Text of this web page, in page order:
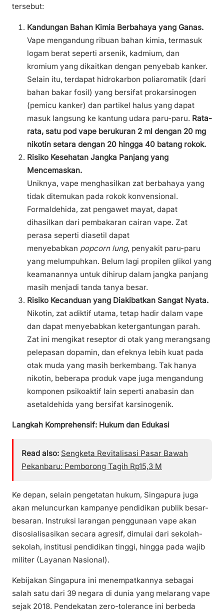
tersebut:
Kandungan Bahan Kimia Berbahaya yang Ganas.
Vape mengandung ribuan bahan kimia, termasuk
logam berat seperti arsenik, kadmium, dan
kromium yang dikaitkan dengan penyebab kanker.
Selain itu, terdapat hidrokarbon poliaromatik (dari
bahan bakar fosil) yang bersifat prokarsinogen
(pemicu kanker) dan partikel halus yang dapat
masuk langsung ke kantung udara paru-paru. Rata-
rata, satu pod vape berukuran 2 ml dengan 20 mg
nikotin setara dengan 20 hingga 40 batang rokok.
Risiko Kesehatan Jangka Panjang yang
Mencemaskan.
Uniknya, vape menghasilkan zat berbahaya yang
tidak ditemukan pada rokok konvensional.
Formaldehida, zat pengawet mayat, dapat
dihasilkan dari pembakaran cairan vape. Zat
perasa seperti diasetil dapat
menyebabkan popcorn lung, penyakit paru-paru
yang melumpuhkan. Belum lagi propilen glikol yang
keamanannya untuk dihirup dalam jangka panjang
masih menjadi tanda tanya besar.
Risiko Kecanduan yang Diakibatkan Sangat Nyata.
Nikotin, zat adiktif utama, tetap hadir dalam vape
dan dapat menyebabkan ketergantungan parah.
Zat ini mengikat reseptor di otak yang merangsang
pelepasan dopamin, dan efeknya lebih kuat pada
otak muda yang masih berkembang. Tak hanya
nikotin, beberapa produk vape juga mengandung
komponen psikoaktif lain seperti anabasin dan
asetaldehida yang bersifat karsinogenik.
Langkah Komprehensif: Hukum dan Edukasi
Read also: Sengketa Revitalisasi Pasar Bawah
Pekanbaru: Pemborong Tagih Rp15,3 M
Ke depan, selain pengetatan hukum, Singapura juga
akan meluncurkan kampanye pendidikan publik besar-
besaran. Instruksi larangan penggunaan vape akan
disosialisasikan secara agresif, dimulai dari sekolah-
sekolah, institusi pendidikan tinggi, hingga pada wajib
militer (Layanan Nasional).
Kebijakan Singapura ini menempatkannya sebagai
salah satu dari 39 negara di dunia yang melarang vape
sejak 2018. Pendekatan zero-tolerance ini berbeda